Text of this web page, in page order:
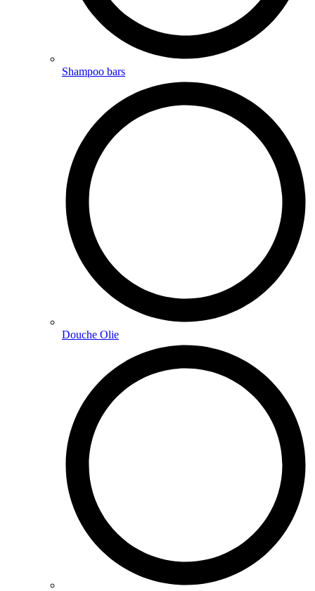
Shampoo bars
Douche Olie